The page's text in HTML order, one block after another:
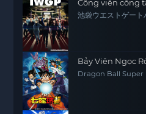
Công viên cổng
池袋ウエストゲート
Bảy Viên Ngọc
Dragon Ball Super